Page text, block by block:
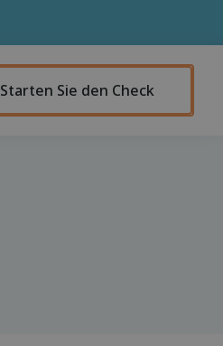
Starten Sie den Check